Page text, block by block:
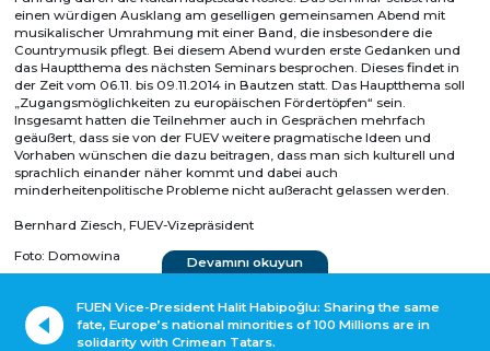
einen würdigen Ausklang am geselligen gemeinsamen Abend mit
musikalischer Umrahmung mit einer Band, die insbesondere die
Countrymusik pflegt. Bei diesem Abend wurden erste Gedanken und
das Hauptthema des nächsten Seminars besprochen. Dieses findet in
der Zeit vom 06.11. bis 09.11.2014 in Bautzen statt. Das Hauptthema soll
„Zugangsmöglichkeiten zu europäischen Fördertöpfen“ sein.
Insgesamt hatten die Teilnehmer auch in Gesprächen mehrfach
geäußert, dass sie von der FUEV weitere pragmatische Ideen und
Vorhaben wünschen die dazu beitragen, dass man sich kulturell und
sprachlich einander näher kommt und dabei auch
minderheitenpolitische Probleme nicht außeracht gelassen werden.
Bernhard Ziesch, FUEV-Vizepräsident
Foto: Domowina
Devamını okuyun
FUEN Vice-President Halit Habipoğlu: Sharing the same
fate, Europe’s national minorities of 100 Millions are in
solidarity with Crimean Tatars.